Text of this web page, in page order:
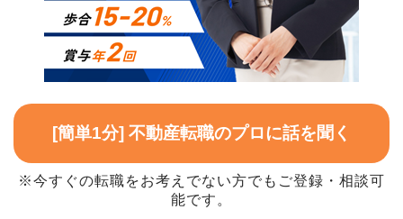
[簡単1分] 不動産転職のプロに話を聞く
※今すぐの転職をお考えでない方でもご登録・相談可
能です。